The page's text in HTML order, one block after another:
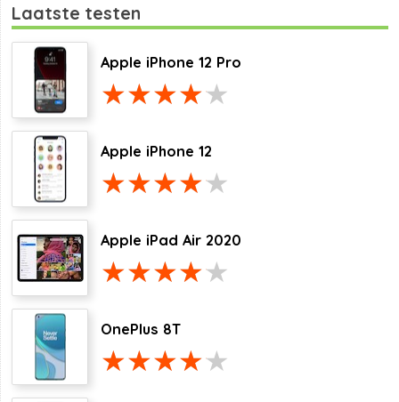
Laatste testen
Apple iPhone 12 Pro
Apple iPhone 12
Apple iPad Air 2020
OnePlus 8T